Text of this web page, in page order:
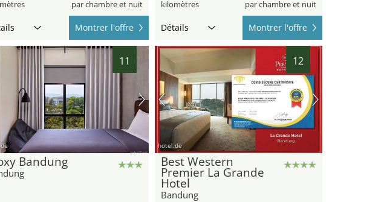
par chambre et nuit
Montrer l'offre
kilomètres par chambre et nuit
Détails Montrer l'offre
11
Bandung
12
hotel.de
Best Western
Premier La Grande
Hotel
Bandung